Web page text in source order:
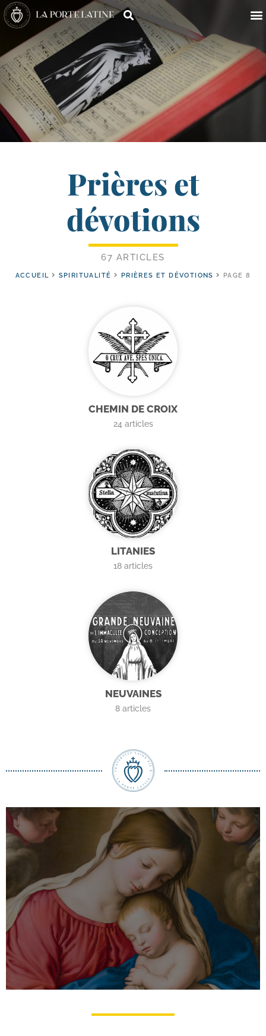
Prières et
dévotions
67 ARTICLES
ACCUEIL SPIRITUALITÉ PRIÈRES ET DÉVOTIONS PAGE 8
CHEMIN DE CROIX
24 articles
LITANIES
18 articles
NEUVAINES
8 articles